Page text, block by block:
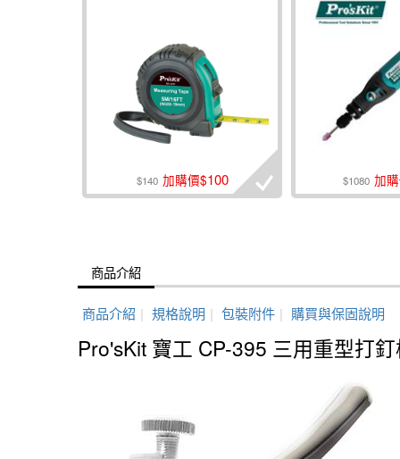
$140 加購價$100 $1080 加
商品介紹
商品介紹 | 規格說明 | 包裝附件 | 購買與保固說明
Pro'sKit 寶工 CP-395 三用重型打